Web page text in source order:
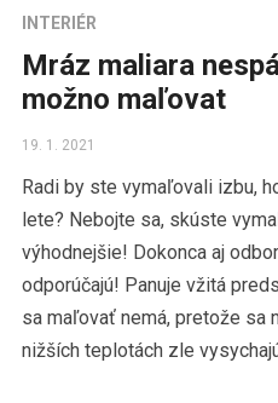
INTERIÉR
Mráz maliara
možno maľovat
19. 1. 2021
Radi by ste vymaľovali izbu,
lete? Nebojte sa, skúste
výhodnejšie! Dokonca aj
odporúčajú! Panuje vžitá
sa maľovať nemá, pretože sa
nižších teplotách zle